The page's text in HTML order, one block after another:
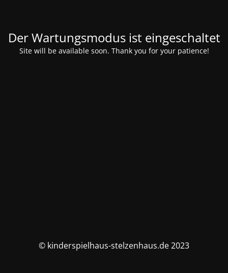
Der Wartungsmodus ist eingeschaltet
Site will be available soon. Thank you for your patience!
© kinderspielhaus-stelzenhaus.de 2023